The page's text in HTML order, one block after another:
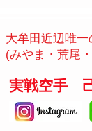
大牟田近辺唯
(みやま・荒尾
実戦空手